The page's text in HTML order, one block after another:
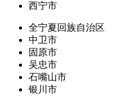
西宁市
全宁夏回族自治区
中卫市
固原市
吴忠市
石嘴山市
银川市